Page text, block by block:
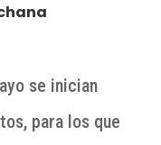
se inician
para los que